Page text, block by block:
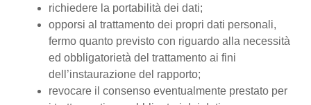
richiedere la portabilità dei dati;
opporsi al trattamento dei propri dati personali,
fermo quanto previsto con riguardo alla necessità
ed obbligatorietà del trattamento ai fini
dell’instaurazione del rapporto;
revocare il consenso eventualmente prestato per